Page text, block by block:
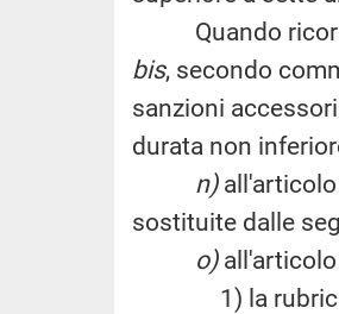
Quando ricorre
bis, secondo
sanzioni
durata non
n)all'articolo
sostituite dalle
o)
1) la rubrica è